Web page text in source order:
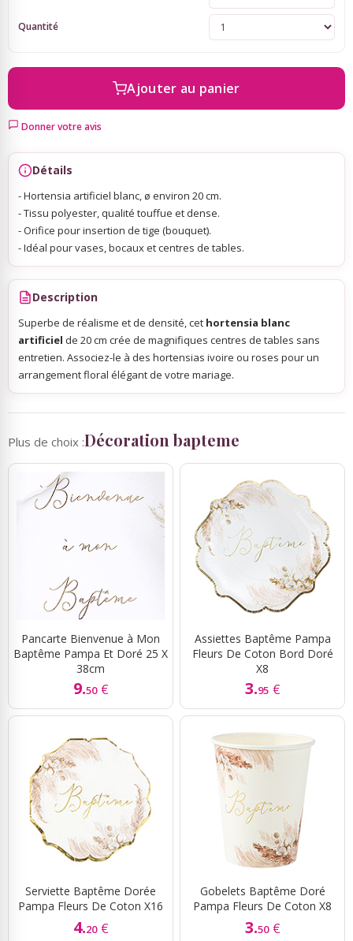
Rubans Tulle Organdi
Scrapbooking, Loisirs Créatifs
Quantité
Ajouter au panier
Donner votre avis
Détails
- Hortensia artificiel blanc, ø environ 20 cm.
- Tissu polyester, qualité touffue et dense.
- Orifice pour insertion de tige (bouquet).
- Idéal pour vases, bocaux et centres de tables.
Description
Superbe de réalisme et de densité, cet hortensia blanc
artificiel de 20 cm crée de magnifiques centres de tables sans
entretien. Associez-le à des hortensias ivoire ou roses pour un
arrangement floral élégant de votre mariage.
Plus de choix :Décoration bapteme
Pancarte Bienvenue à Mon
Baptême Pampa Et Doré 25 X
38cm
9.50 €
Assiettes Baptême Pampa
Fleurs De Coton Bord Doré
X8
3.95 €
Serviette Baptême Dorée
Pampa Fleurs De Coton X16
4.20 €
Gobelets Baptême Doré
Pampa Fleurs De Coton X8
3.50 €